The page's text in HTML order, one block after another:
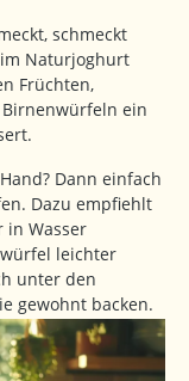
schmeckt
Naturjoghurt
Früchten,
ein
Dann einfach
Dazu empfiehlt
in Wasser
leichter
unter den
gewohnt backen.